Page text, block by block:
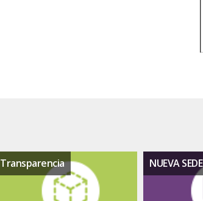
Transparencia NUEVA SEDE